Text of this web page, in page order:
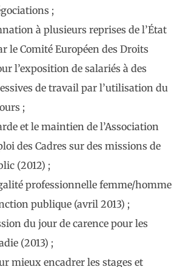
;
à plusieurs reprises de l’État
le Comité Européen des Droits
l’exposition de salariés à des
de travail par l’utilisation du
;
et le maintien de l’Association
des Cadres sur des missions de
(2012) ;
professionnelle femme/homme
publique (avril 2013) ;
du jour de carence pour les
(2013) ;
mieux encadrer les stages et